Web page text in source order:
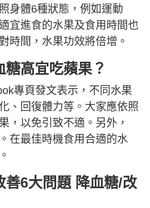
身體6種狀態，例如運動
宜進食的水果及食用時間也
時間，水果功效將倍增。
高宜吃蘋果？
專頁發文表示，不同水果
、回復體力等。大家應依照
，以免引致不適。另外，
在最佳時機食用合適的水
善6大問題 降血糖/改